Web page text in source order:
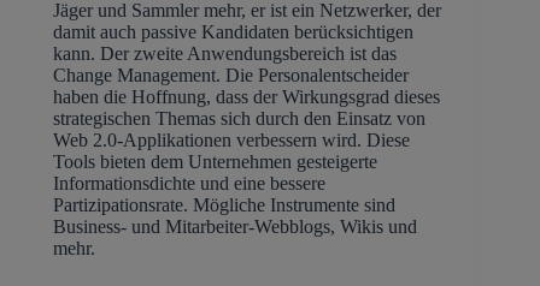
Jäger und Sammler mehr, er ist ein Netzwerker, der
damit auch passive Kandidaten berücksichtigen
kann. Der zweite Anwendungsbereich ist das
Change Management. Die Personalentscheider
haben die Hoffnung, dass der Wirkungsgrad dieses
strategischen Themas sich durch den Einsatz von
Web 2.0-Applikationen verbessern wird. Diese
Tools bieten dem Unternehmen gesteigerte
Informationsdichte und eine bessere
Partizipationsrate. Mögliche Instrumente sind
Business- und Mitarbeiter-Webblogs, Wikis und
mehr.